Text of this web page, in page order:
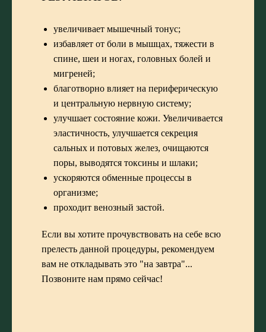
увеличивает мышечный тонус;
избавляет от боли в мышцах, тяжести в
спине, шеи и ногах, головных болей и
мигреней;
благотворно влияет на периферическую
и центральную нервную систему;
улучшает состояние кожи. Увеличивается
эластичность, улучшается секреция
сальных и потовых желез, очищаются
поры, выводятся токсины и шлаки;
ускоряются обменные процессы в
организме;
проходит венозный застой.
Если вы хотите прочувствовать на себе всю
прелесть данной процедуры, рекомендуем
вам не откладывать это "на завтра"...
Позвоните нам прямо сейчас!